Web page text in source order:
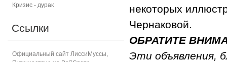
некоторых
Чернаковой.
ОБРАТИТЕ
Эти объявления,
Кризис - дурак
Ссылки
Официальный сайт ЛиссиМуссы,